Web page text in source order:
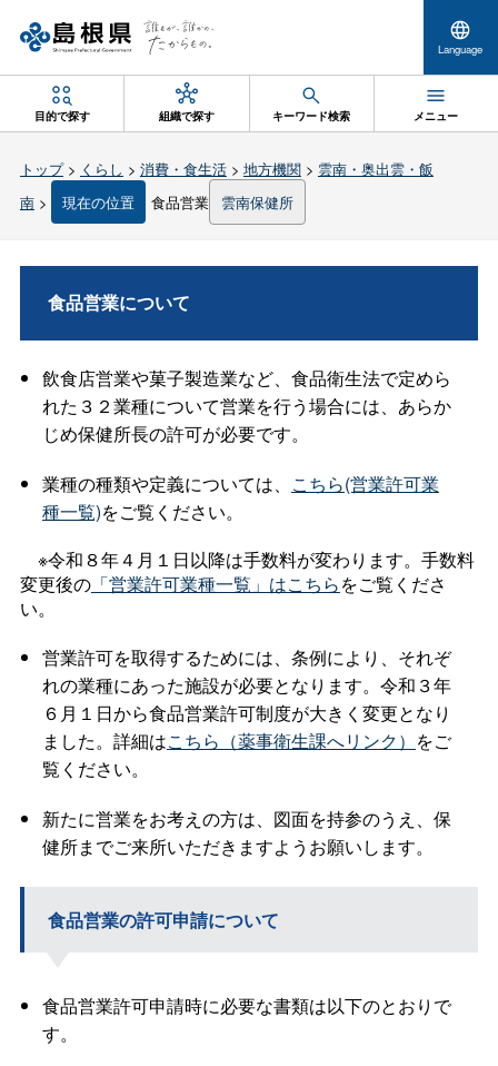
Language
目的で探す 組織で探す キーワード検索 メニュー
トップ> くらし > 消費・食生活> 地方機関> 雲南・奥出雲・飯
南> 現在の位置 食品営業 雲南保健所
食品営業について
飲食店営業や菓子製造業など、食品衛生法で定めら
れた３２業種について営業を行う場合には、あらか
じめ保健所長の許可が必要です。
業種の種類や定義については、 こちら(営業許可業
種一覧)をご覧ください。
※令和８年４月１日以降は手数料が変わります。手数料
変更後の「営業許可業種一覧」はこちらをご覧くださ
い。
営業許可を取得するためには、条例により、それぞ
れの業種にあった施設が必要となります。令和３年
６月１日から食品営業許可制度が大きく変更となり
ました。詳細はこちら（薬事衛生課へリンク） をご
覧ください。
新たに営業をお考えの方は、図面を持参のうえ、保
健所までご来所いただきますようお願いします。
食品営業の許可申請について
食品営業許可申請時に必要な書類は以下のとおりで
す。